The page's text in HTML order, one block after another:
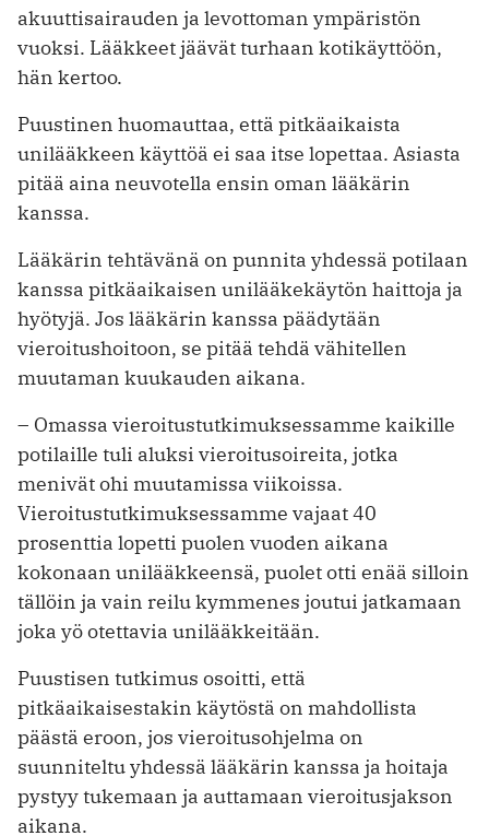
akuuttisairauden ja levottoman ympäristön
vuoksi. Lääkkeet jäävät turhaan kotikäyttöön,
hän kertoo.
Puustinen huomauttaa, että pitkäaikaista
unilääkkeen käyttöä ei saa itse lopettaa. Asiasta
pitää aina neuvotella ensin oman lääkärin
kanssa.
Lääkärin tehtävänä on punnita yhdessä potilaan
kanssa pitkäaikaisen unilääkekäytön haittoja ja
hyötyjä. Jos lääkärin kanssa päädytään
vieroitushoitoon, se pitää tehdä vähitellen
muutaman kuukauden aikana.
– Omassa vieroitustutkimuksessamme kaikille
potilaille tuli aluksi vieroitusoireita, jotka
menivät ohi muutamissa viikoissa.
Vieroitustutkimuksessamme vajaat 40
prosenttia lopetti puolen vuoden aikana
kokonaan unilääkkeensä, puolet otti enää silloin
tällöin ja vain reilu kymmenes joutui jatkamaan
joka yö otettavia unilääkkeitään.
Puustisen tutkimus osoitti, että
pitkäaikaisestakin käytöstä on mahdollista
päästä eroon, jos vieroitusohjelma on
suunniteltu yhdessä lääkärin kanssa ja hoitaja
pystyy tukemaan ja auttamaan vieroitusjakson
aikana.